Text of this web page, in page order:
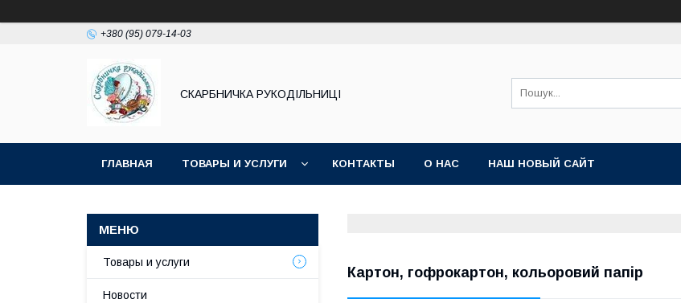
+380 (95) 079-14-03
СКАРБНИЧКА РУКОДІЛЬНИЦІ
ГЛАВНАЯ ТОВАРЫ И УСЛУГИ КОНТАКТЫ О НАС НАШ НОВЫЙ САЙТ
Картон, гофрокартон, кольоровий папір
Товары и услуги
Новости